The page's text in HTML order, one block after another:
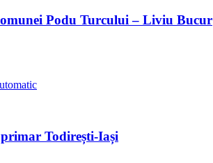
Podu Turcului – Liviu Bucur
Todirești-Iași